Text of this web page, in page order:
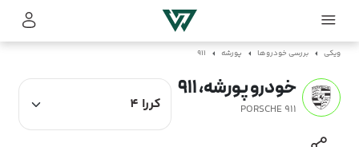
ویکی بررسی خودروها پورشه 911
خودرو پورشه، 911
PORSCHE 911